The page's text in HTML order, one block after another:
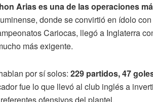
Arias es una de las operaciones
donde se convirtió en ídolo
Cariocas, llegó a Inglaterra
más exigente.
por sí solos: 229 partidos, 47
fue lo que llevó al club inglés a